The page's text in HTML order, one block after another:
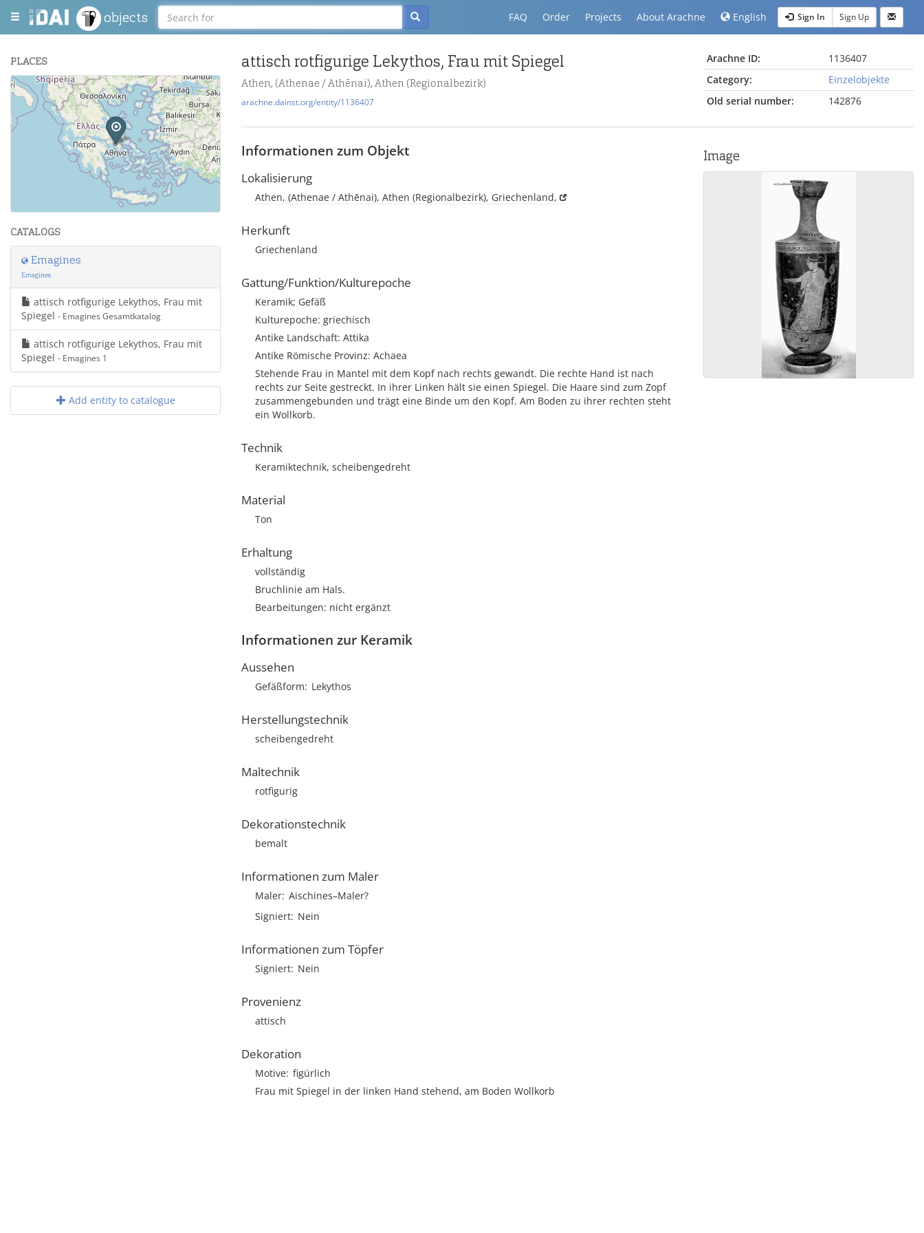
objects FAQ Order Projects About Arachne English Sign In Sign Up
PLACES
+
−
| Maps and Data ©
CATALOGS
Emagines
Emagines
attisch rotfigurige Lekythos, Frau mit
Spiegel - Emagines Gesamtkatalog
attisch rotfigurige Lekythos, Frau mit
Spiegel - Emagines 1
Add entity to catalogue
attisch rotfigurige Lekythos, Frau mit Spiegel
Athen, (Athenae / Athēnai), Athen (Regionalbezirk)
arachne.dainst.org/entity/1136407
Arachne ID:
1136407
Category:
Einzelobjekte
Old serial number:
142876
Informationen zum Objekt
Lokalisierung
Athen, (Athenae / Athēnai), Athen (Regionalbezirk), Griechenland,
Herkunft
Griechenland
Gattung/Funktion/Kulturepoche
Keramik; Gefäß
Kulturepoche: griechisch
Antike Landschaft: Attika
Antike Römische Provinz: Achaea
Stehende Frau in Mantel mit dem Kopf nach rechts gewandt. Die rechte Hand ist nach
rechts zur Seite gestreckt. In ihrer Linken hält sie einen Spiegel. Die Haare sind zum Zopf
zusammengebunden und trägt eine Binde um den Kopf. Am Boden zu ihrer rechten steht
ein Wollkorb.
Technik
Keramiktechnik, scheibengedreht
Material
Ton
Erhaltung
vollständig
Bruchlinie am Hals.
Bearbeitungen: nicht ergänzt
Informationen zur Keramik
Aussehen
Gefäßform Lekythos
Herstellungstechnik
scheibengedreht
Maltechnik
rotfigurig
Dekorationstechnik
bemalt
Informationen zum Maler
Maler Aischines–Maler?
Signiert Nein
Informationen zum Töpfer
Signiert Nein
Provenienz
attisch
Dekoration
Motive figürlich
Frau mit Spiegel in der linken Hand stehend, am Boden Wollkorb
Image